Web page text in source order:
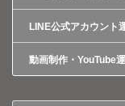
LINE公式アカウント
動画制作・YouTube